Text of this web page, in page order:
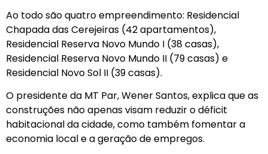
Ao todo são quatro empreendimento: Residencial
Chapada das Cerejeiras (42 apartamentos),
Residencial Reserva Novo Mundo I (38 casas),
Residencial Reserva Novo Mundo II (79 casas) e
Residencial Novo Sol II (39 casas).
O presidente da MT Par, Wener Santos, explica que as
construções não apenas visam reduzir o déficit
habitacional da cidade, como também fomentar a
economia local e a geração de empregos.